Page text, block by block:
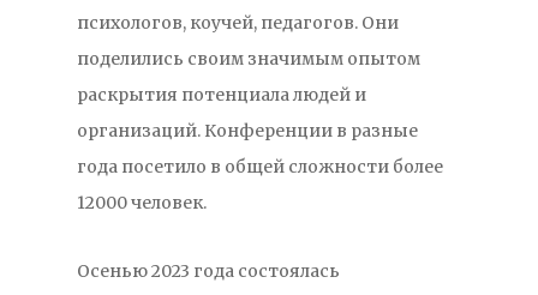
психологов, коучей, педагогов. Они
поделились своим значимым опытом
раскрытия потенциала людей и
организаций. Конференции в разные
года посетило в общей сложности более
12000 человек.
Осенью 2023 года состоялась